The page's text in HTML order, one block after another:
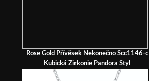
Rose Gold Přívěsek Nekonečno Scc1146-c
Kubická Zirkonie Pandora Styl